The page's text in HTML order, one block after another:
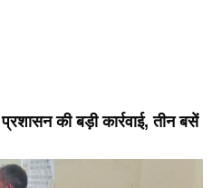
की बड़ी कार्रवाई, तीन बसें